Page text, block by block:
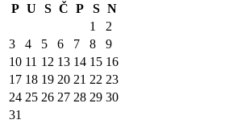
P U S Č P S N
1
2
3
4 5 6 7 8
9
10 11 12 13 14 15 16
17 18 19 20 21 22 23
24 25 26 27 28 29 30
31